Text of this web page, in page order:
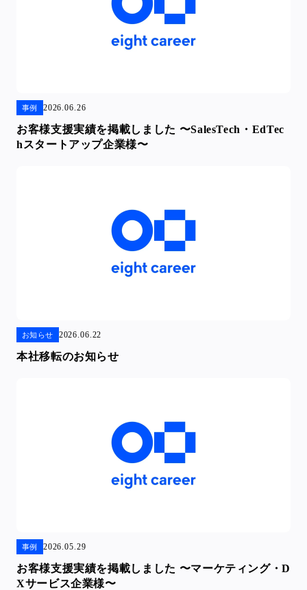
事例 2026.06.26
お客様支援実績を掲載しました 〜SalesTech・EdTec
hスタートアップ企業様〜
お知らせ 2026.06.22
本社移転のお知らせ
事例 2026.05.29
お客様支援実績を掲載しました 〜マーケティング・D
Xサービス企業様〜